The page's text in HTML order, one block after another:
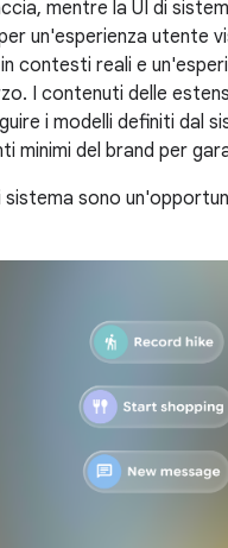
mentre la UI di
un'esperienza utente
contesti reali e
I contenuti delle
i modelli definiti dal
minimi del brand per
sistema sono